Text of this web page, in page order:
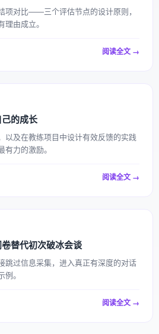
项对比——三个评估节点的设计原则，
由成立。
阅读全文 →
的成长
以及在教练项目中设计有效反馈的实践
力的激励。
阅读全文 →
替代初次破冰会谈
跳过信息采集，进入真正有深度的对话
。
阅读全文 →